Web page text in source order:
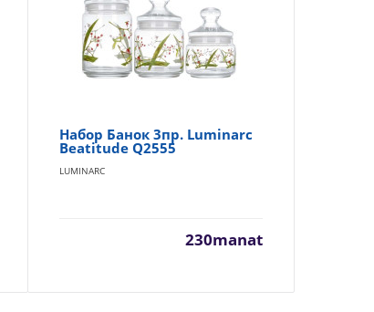
Набор Банок 3пр. Luminarc
Beatitude Q2555
LUMINARC
230manat